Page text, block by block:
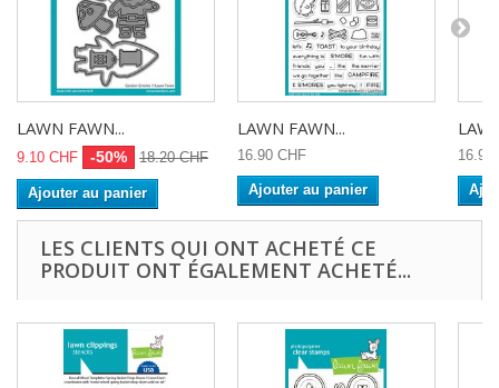
LAWN FAWN...
9.10 CHF -50% 18.20 CHF
Ajouter au panier
LAWN FAWN...
16.90 CHF
Ajouter au panier
16.90
LES CLIENTS QUI ONT ACHETÉ CE
PRODUIT ONT ÉGALEMENT ACHETÉ...